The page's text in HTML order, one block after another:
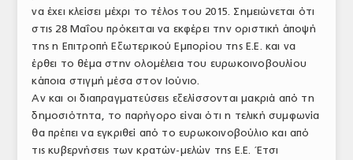
ΑΡΧΕΙΟ ΤΕΥΧΩΝ
να έχει κλείσει μέχρι το τέλος του 2015. Σημειώνεται ότι
στις 28 Μαΐου πρόκειται να εκφέρει την οριστική άποψή
της η Επιτροπή Εξωτερικού Εμπορίου της Ε.Ε. και να
έρθει το θέμα στην ολομέλεια του ευρωκοινοβουλίου
κάποια στιγμή μέσα στον Ιούνιο.
Αν και οι διαπραγματεύσεις εξελίσσονται μακριά από τη
δημοσιότητα, το παρήγορο είναι ότι η τελική συμφωνία
θα πρέπει να εγκριθεί από το ευρωκοινοβούλιο και από
τις κυβερνήσεις των κρατών-μελών της Ε.Ε. Έτσι